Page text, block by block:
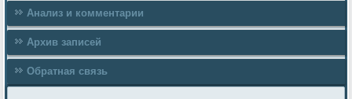
Анализ и комментарии
Архив записей
Обратная связь